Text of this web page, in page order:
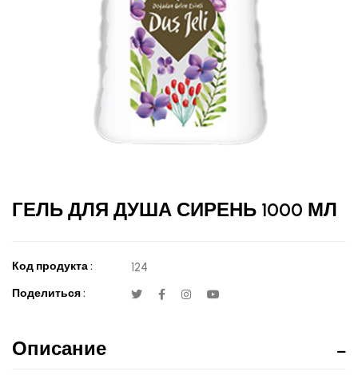
ГЕЛЬ ДЛЯ ДУША СИРЕНЬ 1000 МЛ
Код продукта : 124
Поделиться :
Описание